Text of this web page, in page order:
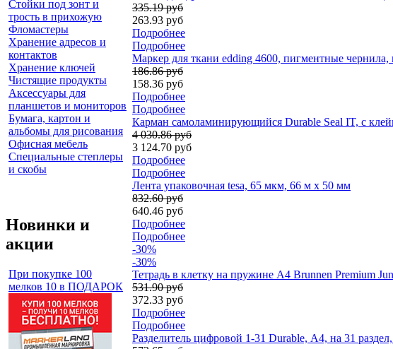
Стойки под зонт и
трость в прихожую
Фломастеры
Хранение адресов и
контактов
Хранение ключей
Чистящие продукты
Аксессуары для
планшетов и мониторов
Бумага, картон и
альбомы для рисования
Офисная мебель
Специальные степлеры
и скобы
Новинки и
акции
При покупке 100
мелков 10 в ПОДАРОК
335.19 руб
263.93 руб
Подробнее
Подробнее
Маркер для ткани edding 4600, пигментные
186.86 руб
158.36 руб
Подробнее
Подробнее
Карман самоламинирующийся Durable Seal IT, с
4 030.86 руб
3 124.70 руб
Подробнее
Подробнее
Лента упаковочная tesa, 65 мкм, 66 м x 50 мм
832.60 руб
640.46 руб
Подробнее
Подробнее
-30%
-30%
Тетрадь в клетку на пружине А4 Brunnen Premium
531.90 руб
372.33 руб
Подробнее
Подробнее
Разделитель цифровой 1-31 Durable, А4, на 31